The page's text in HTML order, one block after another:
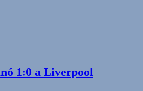
1:0 a Liverpool